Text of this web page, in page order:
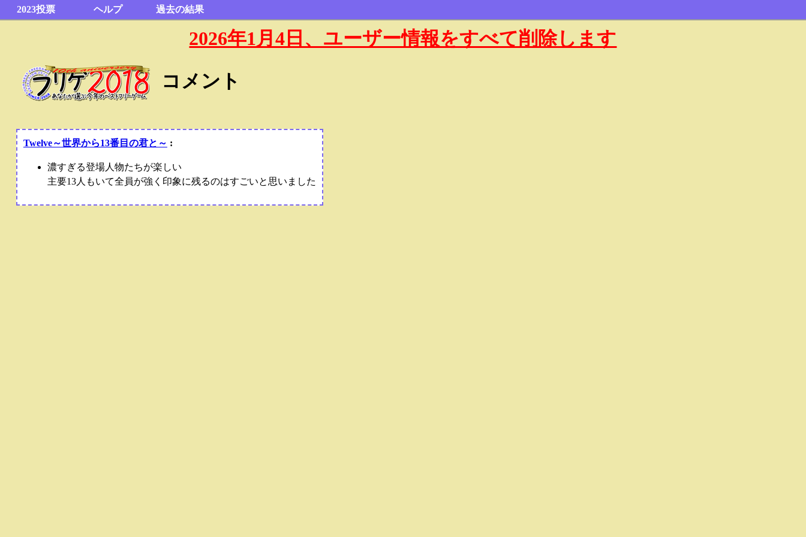
2023投票 ヘルプ 過去の結果
2026年1月4日、ユーザー情報をすべて削除します
コメント
Twelve～世界から13番目の君と～ :
濃すぎる登場人物たちが楽しい
主要13人もいて全員が強く印象に残るのはすごいと思いました